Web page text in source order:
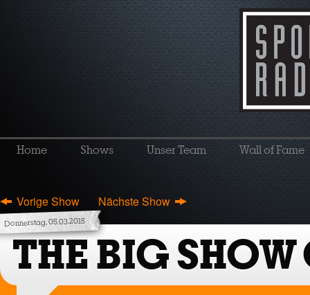
Home Shows Unser Team Wall of Fame
Vorige Show Nächste Show
Donnerstag, 05.03.2015
THE BIG